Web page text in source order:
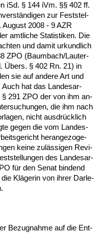
iSd. § 144 iVm. §§ 402 ff.
zur Fest­stel­
2008 - 9 AZR
amt­li­che Sta­tis­ti­ken. Die
und da­mit ur­kund­lich
ZPO (Baum­bach/Lau­ter­
Übers. § 402 Rn. 21) in
sie auf an­de­re Art und
Auch hat das Lan­des­ar­
§ 291 ZPO der von ihm an­
die ihm nach
nicht aus­drück­lich
ge­gen die vom Lan­des­
her­an­ge­zo­ge­
kei­ne zulässi­gen Re­vi­
des Lan­des­ar­
für den Se­nat bin­dend
Kläge­rin von ih­rer Dar­le­
Be­zug­nah­me auf die Ent­